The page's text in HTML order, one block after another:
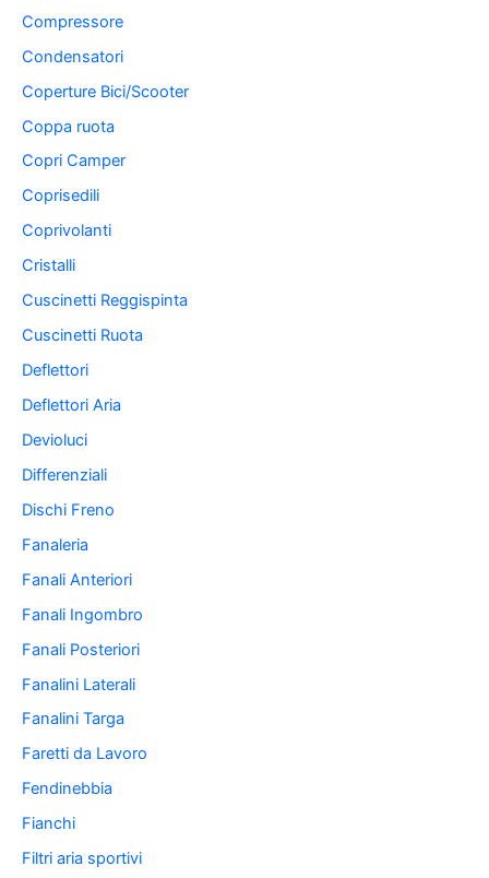
Compressore
Condensatori
Coperture Bici/Scooter
Coppa ruota
Copri Camper
Coprisedili
Coprivolanti
Cristalli
Cuscinetti Reggispinta
Cuscinetti Ruota
Deflettori
Deflettori Aria
Devioluci
Differenziali
Dischi Freno
Fanaleria
Fanali Anteriori
Fanali Ingombro
Fanali Posteriori
Fanalini Laterali
Fanalini Targa
Faretti da Lavoro
Fendinebbia
Fianchi
Filtri aria sportivi